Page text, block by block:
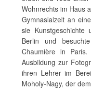
Wohnrechts im Haus
Gymnasialzeit an
sie Kunstgeschichte
Berlin und
Chaumière in
Ausbildung zur
ihren Lehrer im
Moholy-Nagy, der